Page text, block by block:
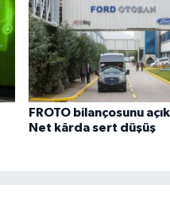
FROTO bilançosunu
Net kârda sert düşüş